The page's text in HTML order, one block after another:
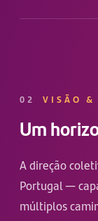
02 VISÃO &
Um
A direção
Portugal —
múltiplos